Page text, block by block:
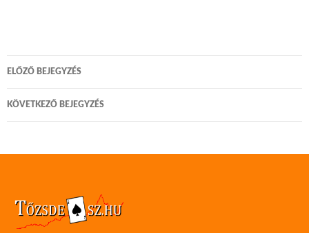
Bejegyzés
navigáció
ELŐZŐ BEJEGYZÉS
KÖVETKEZŐ BEJEGYZÉS